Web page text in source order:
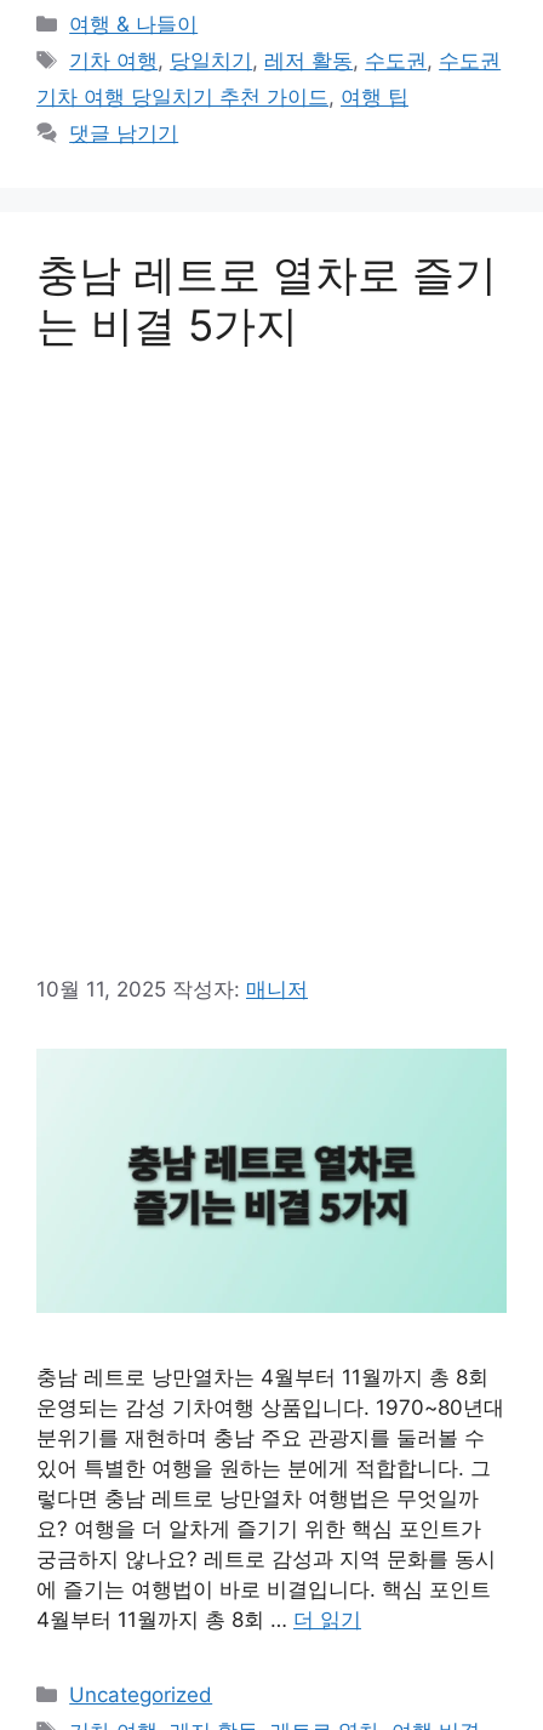
카
테
리
여행 & 나들이
태
그
기차 여행, 당일치기 , 레저 활동, 수도권, 수도권
기차 여행 당일치기 추천 가이드, 여행 팁
댓글 남기기
충남 레트로 열차로 즐기
는 비결 5가지
10월 11, 2025 작성자: 매니저
충남 레트로 낭만열차는 4월부터 11월까지 총 8회
운영되는 감성 기차여행 상품입니다. 1970~80년대
분위기를 재현하며 충남 주요 관광지를 둘러볼 수
있어 특별한 여행을 원하는 분에게 적합합니다. 그
렇다면 충남 레트로 낭만열차 여행법은 무엇일까
요? 여행을 더 알차게 즐기기 위한 핵심 포인트가
궁금하지 않나요? 레트로 감성과 지역 문화를 동시
에 즐기는 여행법이 바로 비결입니다. 핵심 포인트
4월부터 11월까지 총 8회 … 더 읽기
카
테
Uncategorized